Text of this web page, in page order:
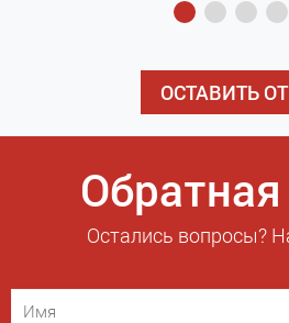
ОСТАВИТЬ
Остались вопросы?